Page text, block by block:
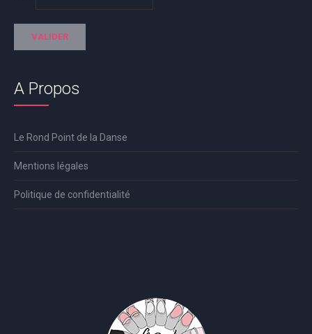
A Propos
Le Rond Point de la Danse
Mentions légales
Politique de confidentialité